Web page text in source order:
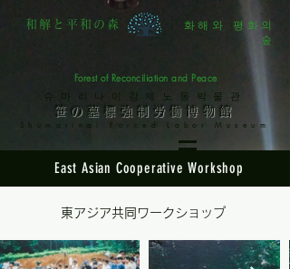
和解と平和の森
화해와 평화의
숲
Forest of Reconciliation and Peace
슈마리나이강제노동박물관
笹の墓標強制労働博物館
Shumarinai Forced Labor Museum
East Asian Cooperative Workshop
​東アジア共同ワークショップ